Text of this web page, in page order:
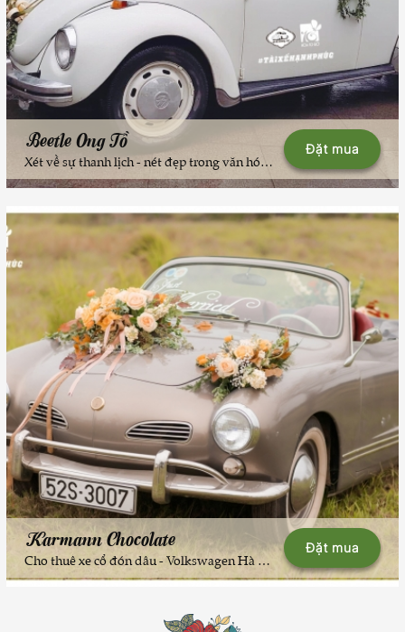
Beetle Ong Tồ Đặt mua
Xét về sự thanh lịch - nét đẹp trong văn hóa người Hà Nội thì khó có chiếc xe đón dâu nào vượt qua được bạn Beetle Ong Tồ này. Xe Volkswagen cổ điển, màu trắng, khiến cho khoảnh khắc đám cưới của bạn vẫn vẹn nguyên, vẫn đẹp, vẫn hợp thời trang cả trong hàng trăm năm nữa. ---Hãy liên hệ 024.6657.8989 để các bác #TÀIXẾHẠNHPHÚC và bạn Beetle Ong Tồ mang thêm mẫu hoa cưới thật đẹp được thiết kế bởi Hoa10Gio đến góp thêm niềm vui, sự ngọt ngào và độc đáo trong ngày vui trọng đại của bạn nhé.--Team #TÀIXẾHẠNHPHÚC hiện có hơn 40 xe Volkswagen cổ độc đáo bậc nhất Hà Nội để phục vụ các nhu cầu: Xe đón dâu, xe chụp ảnh dã ngoại, xe mini bus cổ chở khách đám cưới (chụp ảnh) ... Vui lòng liên hệ 024.6657.8989 để được tư vấn, sắp lịch.
Karmann Chocolate Đặt mua
Cho thuê xe cổ đón dâu - Volkswagen Hà Nội